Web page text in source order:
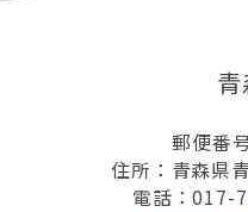
郵便番
住所：青森県
電話：017-